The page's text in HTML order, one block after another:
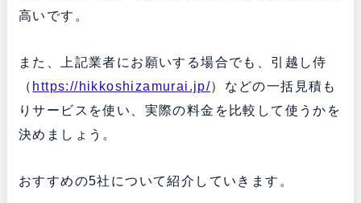
高いです。
また、上記業者にお願いする場合でも、引越し侍
（ https://hikkoshizamurai.jp/）などの一括見積も
りサービスを使い、実際の料金を比較して使うかを
決めましょう。
おすすめの5社について紹介していきます。